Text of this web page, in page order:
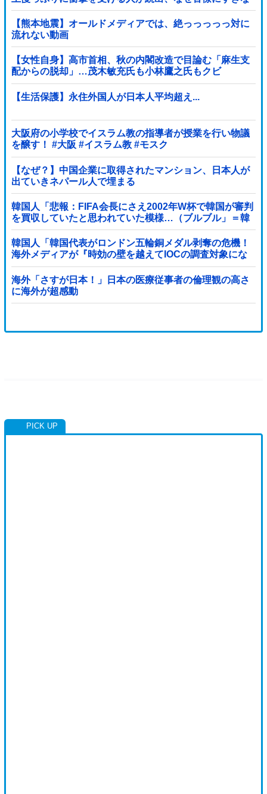
い財務省が……
【熊本地震】オールドメディアでは、絶っっっっっ対に
流れない動画
【女性自身】高市首相、秋の内閣改造で目論む「麻生支
配からの脱却」…茂木敏充氏も小林鷹之氏もクビ
【生活保護】永住外国人が日本人平均超え...
大阪府の小学校でイスラム教の指導者が授業を行い物議
を醸す！ #大阪 #イスラム教 #モスク
【なぜ？】中国企業に取得されたマンション、日本人が
出ていきネパール人で埋まる
韓国人「悲報：FIFA会長にさえ2002年W杯で韓国が審判
を買収していたと思われていた模様…（ブルブル」＝韓
国の反応
韓国人「韓国代表がロンドン五輪銅メダル剥奪の危機！
海外メディアが『時効の壁を越えてIOCの調査対象にな
り得る』と報道！」
海外「さすが日本！」日本の医療従事者の倫理観の高さ
に海外が超感動